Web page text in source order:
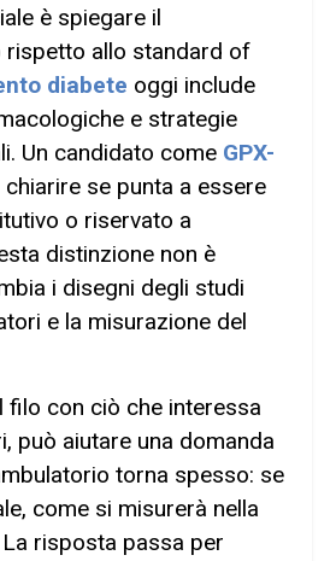
è spiegare il
rispetto allo standard of
diabete oggi include
e strategie
Un candidato come GPX-
chiarire se punta a essere
o riservato a
distinzione non è
i disegni degli studi
e la misurazione del
filo con ciò che interessa
può aiutare una domanda
torna spesso: se
come si misurerà nella
risposta passa per